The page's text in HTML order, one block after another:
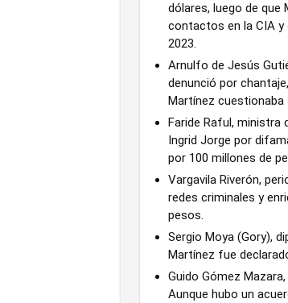
dólares, luego de
contactos en la CIA y
2023.
Arnulfo de Jesús
denunció por
Martínez cuestionaba
Faride Raful, ministra
Ingrid Jorge por
por 100 millones de
Vargavila Riverón,
redes criminales y
pesos.
Sergio Moya (Gory),
Martínez fue
Guido Gómez
Aunque hubo un